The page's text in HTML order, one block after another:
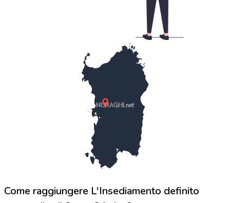
NURAGHI.net
Come raggiungere L'Insediamento definito